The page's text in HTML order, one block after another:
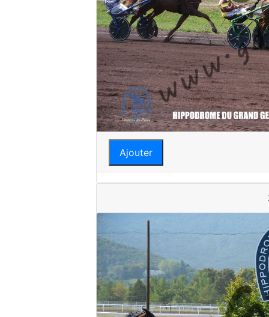
Ajouter